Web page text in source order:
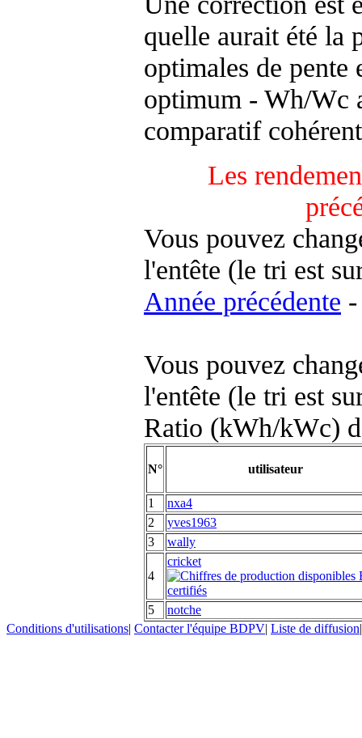
quelle aurait été la
optimales de
optimum - Wh/Wc
comparatif
Les
Vous pouvez
l'entête (le tri est
Année précédente
Vous pouvez
l'entête (le tri est
Ratio (kWh/kWc)
N° utilisateur
1
nxa4
2
yves1963
3
wally
4
cricket
5
notche
Conditions d'utilisations| Contacter l'équipe BDPV| Liste de diffusion